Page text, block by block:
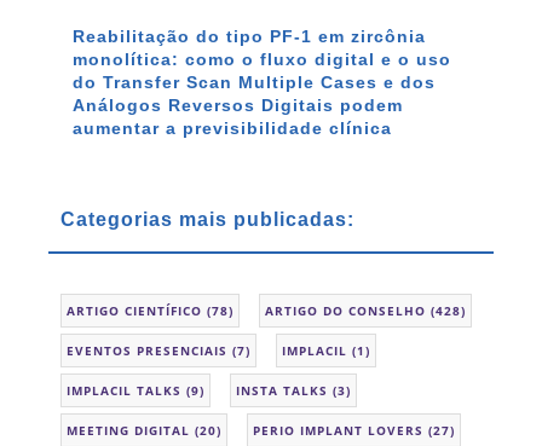
Reabilitação do tipo PF-1 em zircônia
monolítica: como o fluxo digital e o uso
do Transfer Scan Multiple Cases e dos
Análogos Reversos Digitais podem
aumentar a previsibilidade clínica
Categorias mais publicadas:
ARTIGO CIENTÍFICO (78) ARTIGO DO CONSELHO (428)
EVENTOS PRESENCIAIS (7) IMPLACIL (1)
IMPLACIL TALKS (9) INSTA TALKS (3)
MEETING DIGITAL (20) PERIO IMPLANT LOVERS (27)